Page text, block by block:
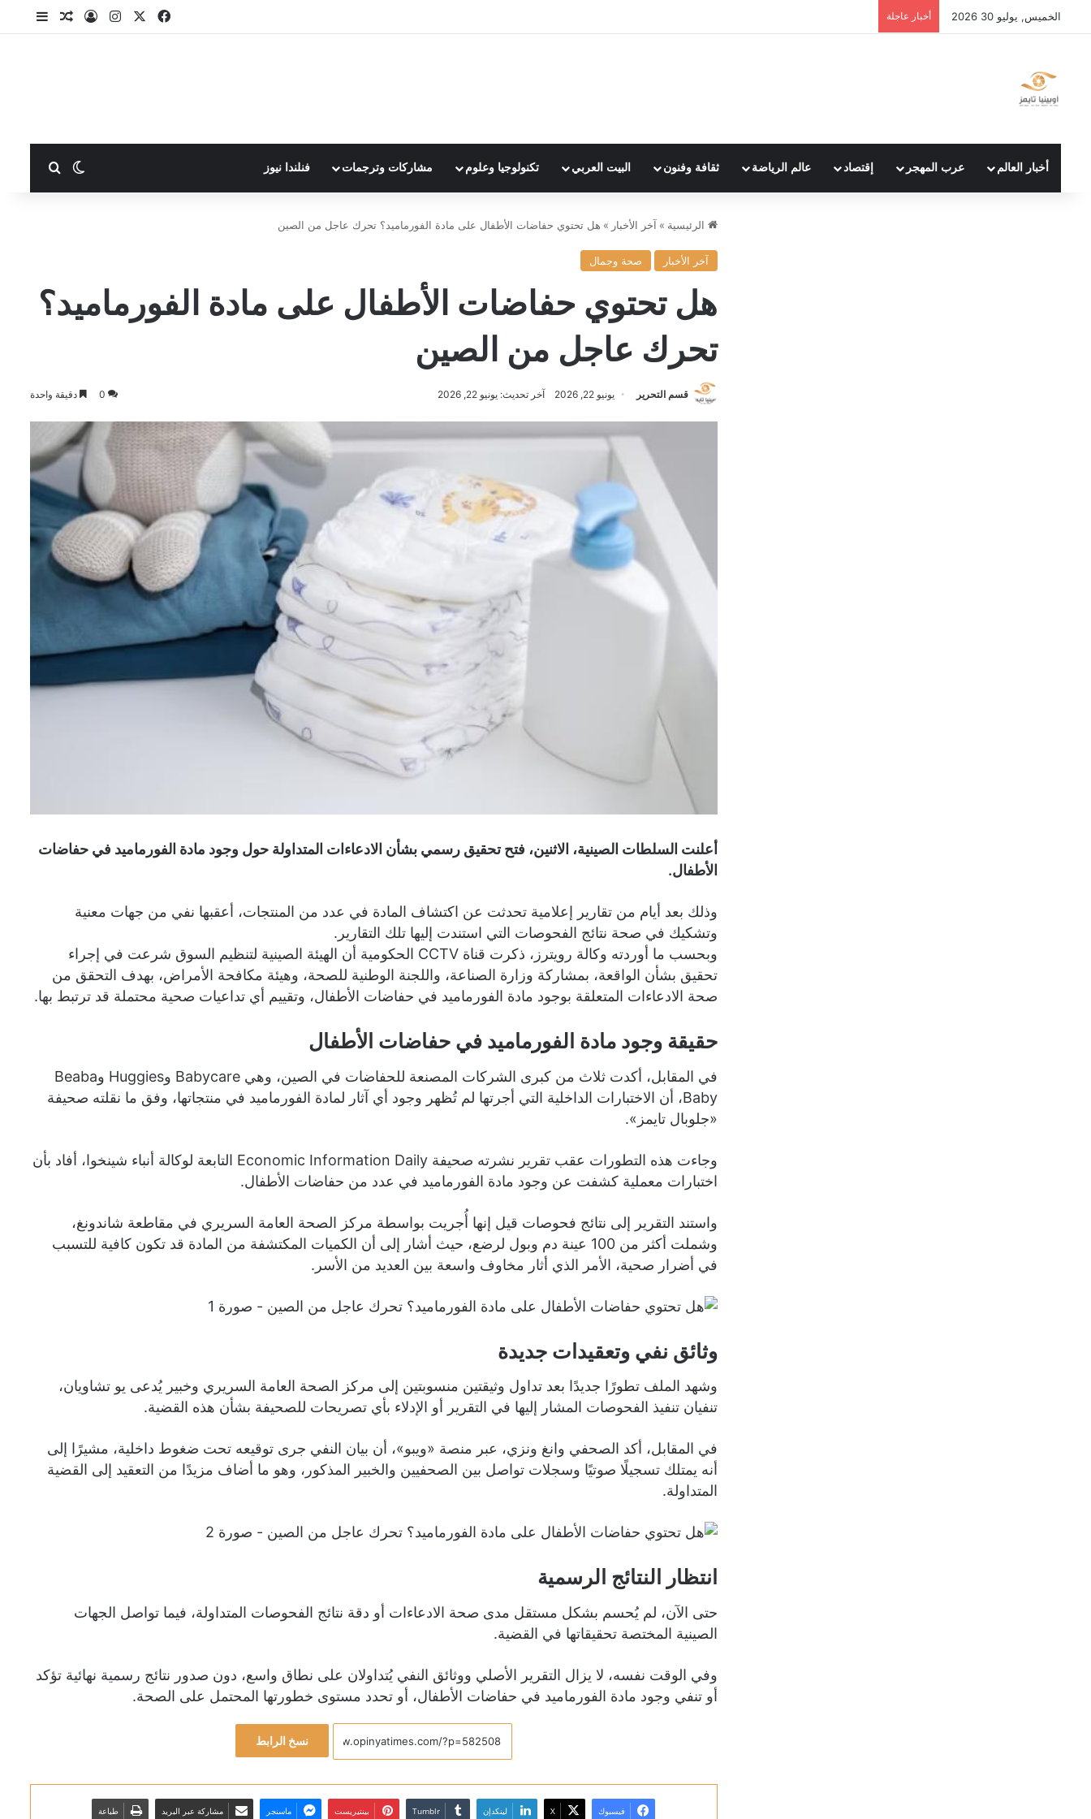
الخميس, يوليو 30 2026 أخبار عاجلة فيسبوك انستقرامتسجيل الدخول
مقالإضافة
أخبار العالم عرب المهجر إقتصاد عالم الرياضة ثقافة وفنون البيت العربي تكنولوجيا وعلوم مشاركات وترجمات فنلندا نيوز الوضعبحث عن
الرئيسية » آخر الأخبار » هل تحتوي حفاضات الأطفال على مادة الفورماميد؟ تحرك عاجل من الصين
آخر الأخبار صحة وجمال
هل تحتوي حفاضات الأطفال على مادة الفورماميد؟
تحرك عاجل من الصين
قسم التحرير يونيو 22, 2026 آخر تحديث: يونيو 22, 2026 0 دقيقة واحدة
أعلنت السلطات الصينية، الاثنين، فتح تحقيق رسمي بشأن الادعاءات المتداولة حول وجود مادة الفورماميد في حفاضات
الأطفال.
وذلك بعد أيام من تقارير إعلامية تحدثت عن اكتشاف المادة في عدد من المنتجات، أعقبها نفي من جهات معنية
وتشكيك في صحة نتائج الفحوصات التي استندت إليها تلك التقارير.
وبحسب ما أوردته وكالة رويترز، ذكرت قناة CCTV الحكومية أن الهيئة الصينية لتنظيم السوق شرعت في إجراء
تحقيق بشأن الواقعة، بمشاركة وزارة الصناعة، واللجنة الوطنية للصحة، وهيئة مكافحة الأمراض، بهدف التحقق من
صحة الادعاءات المتعلقة بوجود مادة الفورماميد في حفاضات الأطفال، وتقييم أي تداعيات صحية محتملة قد ترتبط بها.
حقيقة وجود مادة الفورماميد في حفاضات الأطفال
في المقابل، أكدت ثلاث من كبرى الشركات المصنعة للحفاضات في الصين، وهي Babycare وHuggies وBeaba
Baby، أن الاختبارات الداخلية التي أجرتها لم تُظهر وجود أي آثار لمادة الفورماميد في منتجاتها، وفق ما نقلته صحيفة
«جلوبال تايمز».
وجاءت هذه التطورات عقب تقرير نشرته صحيفة Economic Information Daily التابعة لوكالة أنباء شينخوا، أفاد بأن
اختبارات معملية كشفت عن وجود مادة الفورماميد في عدد من حفاضات الأطفال.
واستند التقرير إلى نتائج فحوصات قيل إنها أُجريت بواسطة مركز الصحة العامة السريري في مقاطعة شاندونغ،
وشملت أكثر من 100 عينة دم وبول لرضع، حيث أشار إلى أن الكميات المكتشفة من المادة قد تكون كافية للتسبب
في أضرار صحية، الأمر الذي أثار مخاوف واسعة بين العديد من الأسر.
وثائق نفي وتعقيدات جديدة
وشهد الملف تطورًا جديدًا بعد تداول وثيقتين منسوبتين إلى مركز الصحة العامة السريري وخبير يُدعى يو تشاويان،
تنفيان تنفيذ الفحوصات المشار إليها في التقرير أو الإدلاء بأي تصريحات للصحيفة بشأن هذه القضية.
في المقابل، أكد الصحفي وانغ ونزي، عبر منصة «ويبو»، أن بيان النفي جرى توقيعه تحت ضغوط داخلية، مشيرًا إلى
أنه يمتلك تسجيلًا صوتيًا وسجلات تواصل بين الصحفيين والخبير المذكور، وهو ما أضاف مزيدًا من التعقيد إلى القضية
المتداولة.
انتظار النتائج الرسمية
حتى الآن، لم يُحسم بشكل مستقل مدى صحة الادعاءات أو دقة نتائج الفحوصات المتداولة، فيما تواصل الجهات
الصينية المختصة تحقيقاتها في القضية.
وفي الوقت نفسه، لا يزال التقرير الأصلي ووثائق النفي يُتداولان على نطاق واسع، دون صدور نتائج رسمية نهائية تؤكد
أو تنفي وجود مادة الفورماميد في حفاضات الأطفال، أو تحدد مستوى خطورتها المحتمل على الصحة.
نسخ الرابط
فيسبوك X لينكدإن بينتيريست ماسنجر مشاركة عبر البريد طباعة